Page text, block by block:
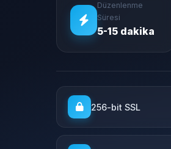
Düzenlenme
Süresi
5-15 dakika
256-bit SSL